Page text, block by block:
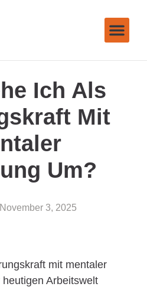
Ich Als
Mit
Um?
November 3, 2025
mit mentaler
Arbeitswelt